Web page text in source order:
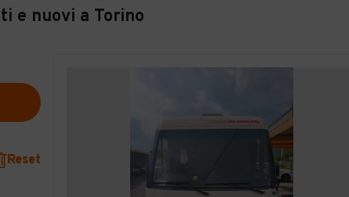
e nuovi a Torino
Reset